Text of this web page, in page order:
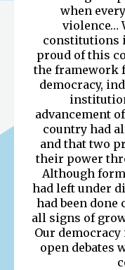
when
violence…
constitutions
proud of this
the framework
democracy,
advancement
country had
and that two
their power
Although
had left under
had been
all signs of
Our
open debates